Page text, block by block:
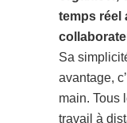
temps réel
Sa
avantage,
main. Tous
travail à